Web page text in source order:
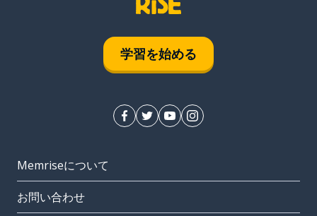
学習を始める
Memriseについて
お問い合わせ